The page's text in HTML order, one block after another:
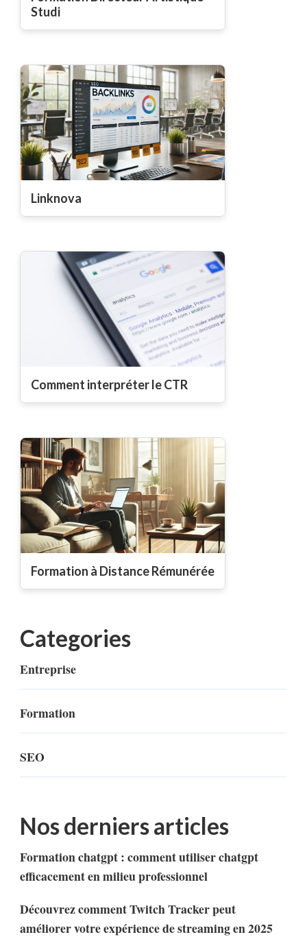
Studi
Linknova
Comment interpréter le CTR
Formation à Distance Rémunérée
Categories
Entreprise
Formation
SEO
Nos derniers articles
Formation chatgpt : comment utiliser chatgpt
efficacement en milieu professionnel
Découvrez comment Twitch Tracker peut
améliorer votre expérience de streaming en 2025